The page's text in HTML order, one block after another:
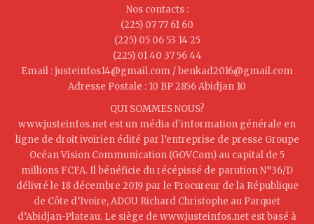
Nos contacts :
(225) 07 77 61 60
(225) 05 06 53 14 25
(225) 01 40 37 56 44
Email : justeinfos14@gmail.com / benkad2016@gmail.com
Adresse Postale : 10 BP 2856 Abidjan 10
QUI SOMMES NOUS?
www.justeinfos.net est un média d'information générale en
ligne de droit ivoirien édité par l’entreprise de presse Groupe
Océan Vision Communication (GOVCom) au capital de 5
millions FCFA. Il bénéficie du récépissé de parution N°36/D
délivré le 18 décembre 2019 par le Procureur de la République
de Côte d’Ivoire, ADOU Richard Christophe au Parquet
d’Abidjan-Plateau. Le siège de www.justeinfos.net est basé à